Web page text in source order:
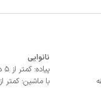
نانوایی
پیاده: کمتر از 5 دقیقه
با ماشین: کمتر از 5 دقیقه